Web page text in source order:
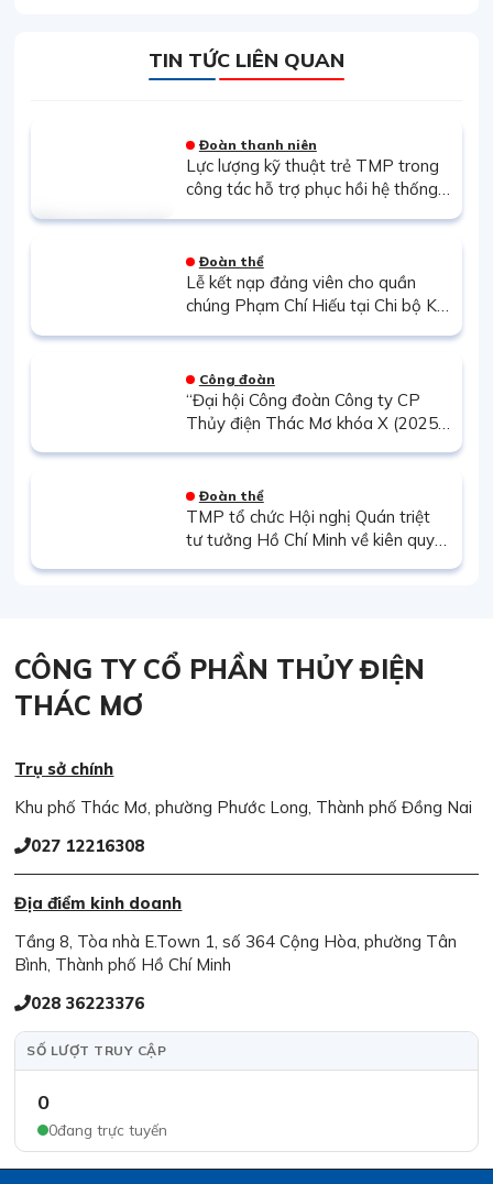
TIN TỨC LIÊN QUAN
Đoàn thanh niên
Lực lượng kỹ thuật trẻ TMP trong
công tác hỗ trợ phục hồi hệ thống
Đoàn thể
Lễ kết nạp đảng viên cho quần
chúng Phạm Chí Hiếu tại Chi bộ Kế
Công đoàn
“Đại hội Công đoàn Công ty CP
Thủy điện Thác Mơ khóa X (2025–
động”
Đoàn thể
TMP tổ chức Hội nghị Quán triệt
tư tưởng Hồ Chí Minh về kiên quyết
SỐ LƯỢT TRUY CẬP
0
0đang trực tuyến
CÔNG TY CỔ PHẦN THỦY ĐIỆN
THÁC MƠ
Trụ sở chính
Khu phố Thác Mơ, phường Phước Long, Thành phố Đồng Nai
027 12216308
Địa điểm kinh doanh
Tầng 8, Tòa nhà E.Town 1, số 364 Cộng Hòa, phường Tân
Bình, Thành phố Hồ Chí Minh
028 36223376